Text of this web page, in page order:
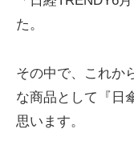
た。
その中で、これか
な商品として『日
思います。